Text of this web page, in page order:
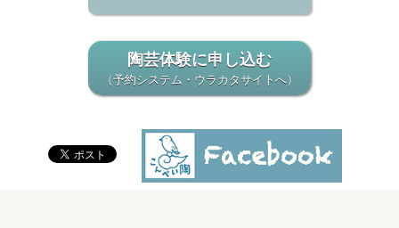
陶芸体験に申し込む
（予約システム・ウラカタサイトへ）